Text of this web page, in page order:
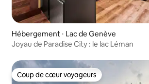
Hébergement ⋅ Lac de Genève
Joyau de Paradise City : le lac Léman
Coup de cœur voyageurs
Coup de cœur voyageurs